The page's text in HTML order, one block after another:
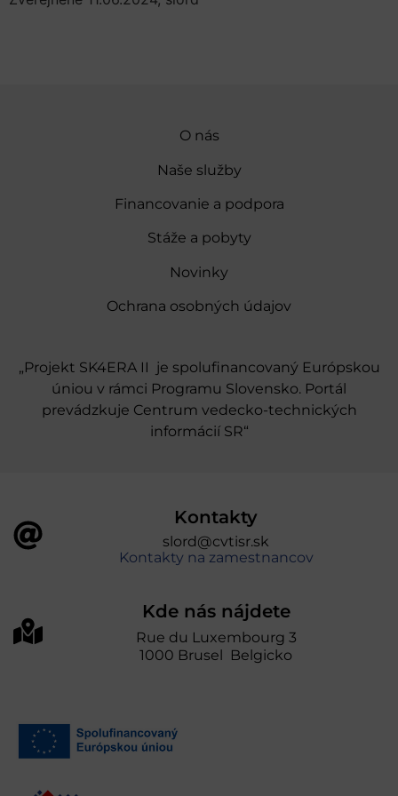
O nás
Naše služby
Financovanie a podpora
Stáže a pobyty
Novinky
Ochrana osobných údajov
„Projekt SK4ERA II je spolufinancovaný Európskou
úniou v rámci Programu Slovensko. Portál
prevádzkuje Centrum vedecko-technických
informácií SR“
Kontakty
slord@cvtisr.sk
Kontakty na zamestnancov
Kde nás nájdete
Rue du Luxembourg 3
1000 Brusel Belgicko